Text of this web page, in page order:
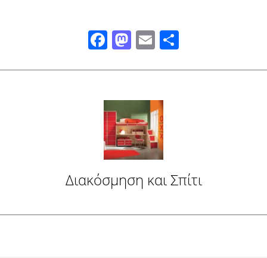
Facebook
Mastodon
Email
Διακόσμηση και Σπίτι